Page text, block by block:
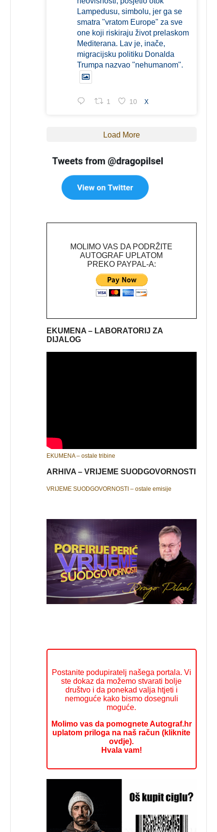
Lampedusu, simbolu, jer ga se
smatra "vratom Europe" za sve
one koji riskiraju život prelaskom
Mediterana. Lav je, inače,
migracijsku politiku Donalda
Trumpa nazvao "nehumanom".
1 10 X
Load More
MOLIMO VAS DA PODRŽITE
AUTOGRAF UPLATOM
PREKO PAYPAL-A:
EKUMENA – LABORATORIJ ZA
DIJALOG
EKUMENA – ostale tribine
ARHIVA – VRIJEME SUODGOVORNOSTI
VRIJEME SUODGOVORNOSTI – ostale emisije
Postanite podupiratelj našega portala. Vi
ste dokaz da možemo stvarati bolje
društvo i da ponekad valja htjeti i
nemoguće kako bismo dosegnuli
moguće.
Molimo vas da pomognete Autograf.hr
uplatom priloga na naš račun (kliknite
ovdje).
Hvala vam!